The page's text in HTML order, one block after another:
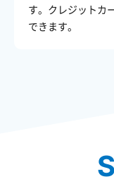
す。クレジットカ
できます。